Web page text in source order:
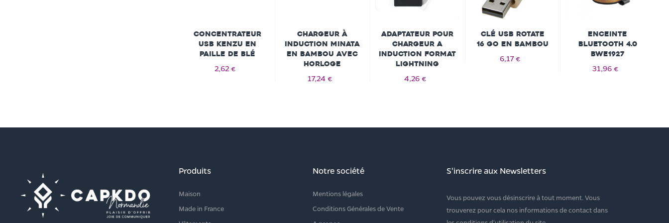
Concentrateur
USB Kenzu en
paille de blé
2,62 €
Chargeur à
induction Minata
en bambou avec
horloge
17,24 €
Adaptateur pour
chargeur a
induction Format
Lightning
4,26 €
Clé USB Rotate
16 Go en bambou
6,17 €
Enceinte
bluetooth 4.0
BWE1927
31,96 €
Produits
Maison
Made in France
Notre société
Mentions légales
Conditions Générales de Vente
S'inscrire aux Newsletters
Vous pouvez vous désinscrire à tout moment. Vous
trouverez pour cela nos informations de contact dans